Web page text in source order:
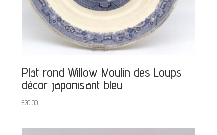
Plat rond Willow Moulin des Loups
décor japonisant bleu
€20,00